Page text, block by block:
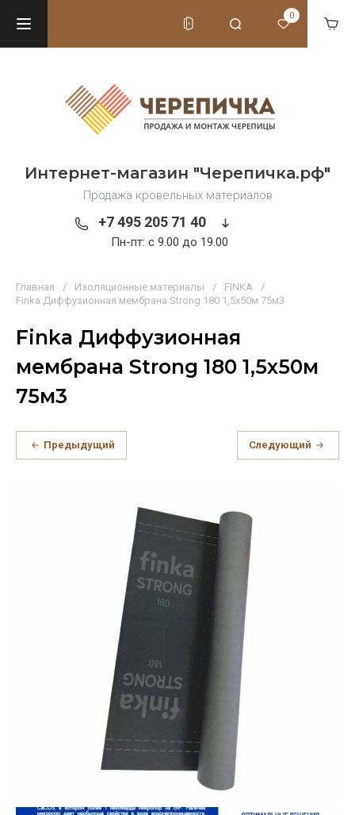
0
Интернет-магазин "Черепичка.рф"
Продажа кровельных материалов
+7 495 205 71 40
Пн-пт: c 9.00 до 19.00
Главная / Изоляционные материалы / FINKA
/
Finka Диффузионная мембрана Strong 180 1,5х50м 75м3
Finka Диффузионная
мембрана Strong 180 1,5х50м
75м3
Предыдущий Следующий